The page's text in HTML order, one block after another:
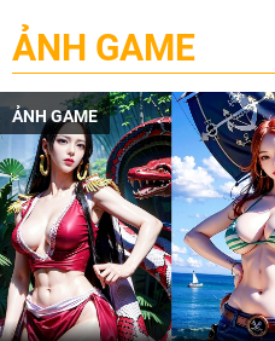
ẢNH GAME
ẢNH GAME